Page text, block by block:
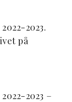
2023.
på
2022-2023 –